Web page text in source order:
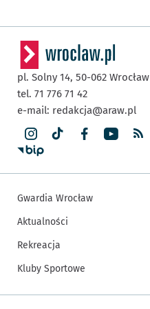
pl. Solny 14, 50-062 Wrocław
tel. 71 776 71 42
e-mail: redakcja@araw.pl
Gwardia Wrocław
Aktualności
Rekreacja
Kluby Sportowe